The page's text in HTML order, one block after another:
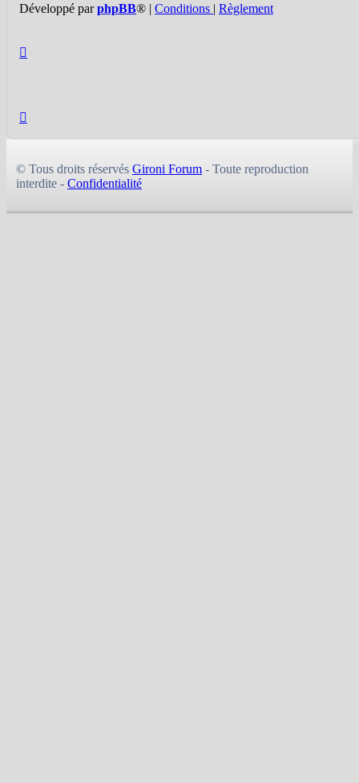
Développé parphpBB® | Conditions | Règlement
© Tous droits réservés Gironi Forum - Toute reproduction
interdite - Confidentialité